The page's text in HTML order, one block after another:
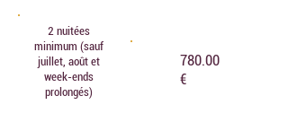
2 nuitées
minimum (sauf
juillet, août et
week-ends
prolongés)
780.00
€